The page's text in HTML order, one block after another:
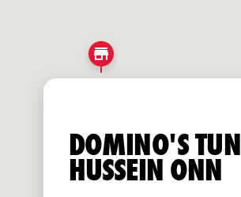
DOMINO'S TUN
HUSSEIN ONN